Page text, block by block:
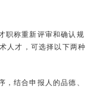
职称重新评审和确认规
人才，可选择以下两种
，结合申报人的品德、